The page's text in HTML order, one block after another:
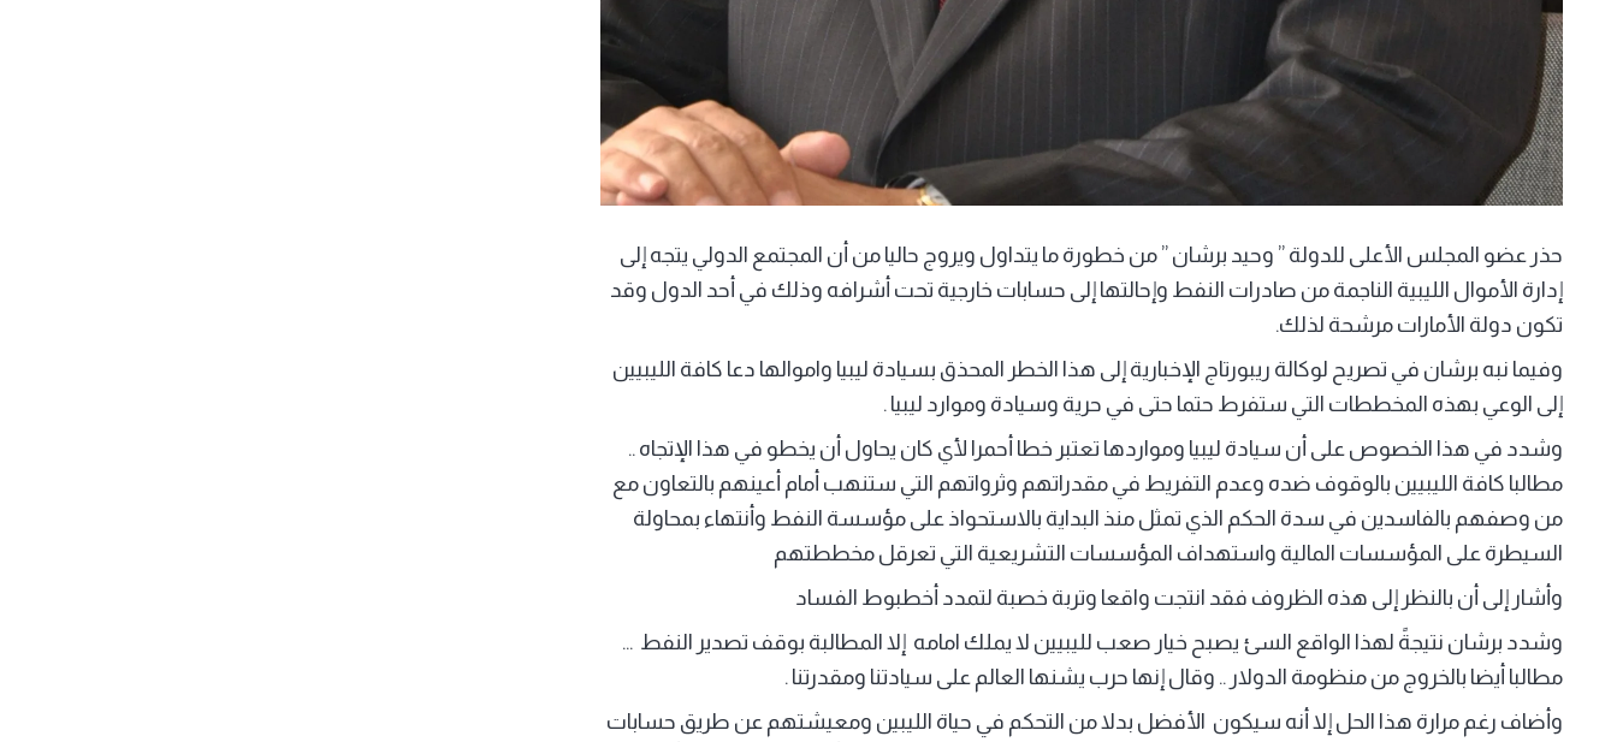
حذر عضو المجلس الأعلى للدولة ” وحيد برشان ” من خطورة ما يتداول ويروج حاليا من أن المجتمع الدولي يتجه إلى
إدارة الأموال الليبية الناجمة من صادرات النفط وإحالتها إلى حسابات خارجية تحت أشرافه وذلك في أحد الدول وقد
تكون دولة الأمارات مرشحة لذلك.
وفيما نبه برشان في تصريح لوكالة ريبورتاج الإخبارية إلى هذا الخطر المحذق بسيادة ليبيا واموالها دعا كافة الليبيين
إلى الوعي بهذه المخططات التي ستفرط حتما حتى في حرية وسيادة وموارد ليبيا .
وشدد في هذا الخصوص على أن سيادة ليبيا ومواردها تعتبر خطا أحمرا لأي كان يحاول أن يخطو في هذا الإتجاه ..
مطالبا كافة الليبيين بالوقوف ضده وعدم التفريط في مقدراتهم وثرواتهم التي ستنهب أمام أعينهم بالتعاون مع
من وصفهم بالفاسدين في سدة الحكم الذي تمثل منذ البداية بالاستحواذ على مؤسسة النفط وأنتهاء بمحاولة
السيطرة على المؤسسات المالية واستهداف المؤسسات التشريعية التي تعرقل مخططتهم
وأشار إلى أن بالنظر إلى هذه الظروف فقد انتجت واقعا وتربة خصبة لتمدد أخطبوط الفساد
وشدد برشان نتيجةً لهذا الواقع السئ يصبح خيار صعب لليبيين لا يملك امامه إلا المطالبة بوقف تصدير النفط …
مطالبا أيضا بالخروج من منظومة الدولار .. وقال إنها حرب يشنها العالم على سيادتنا ومقدرتنا .
وأضاف رغم مرارة هذا الحل إلا أنه سيكون الأفضل بدلا من التحكم في حياة الليبين ومعيشتهم عن طريق حسابات